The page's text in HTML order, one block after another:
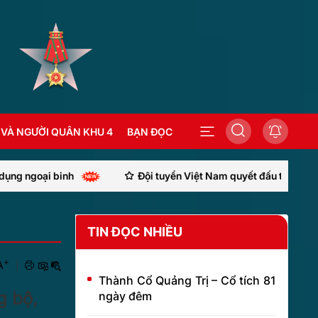
NGƯỜI QUÂN KHU 4 BẠN ĐỌC
Đội tuyển Việt Nam quyết đấu trước Campuchia
+
bộ,
TIN ĐỌC NHIỀU
Thành Cổ Quảng Trị – Cổ tích 81
ngày đêm